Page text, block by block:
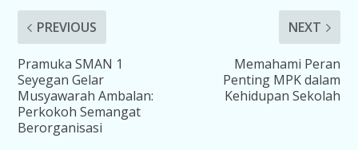
PREVIOUS
Pramuka SMAN 1
Seyegan Gelar
Musyawarah Ambalan:
Perkokoh Semangat
Berorganisasi
NEXT
Memahami Peran
Penting MPK dalam
Kehidupan Sekolah